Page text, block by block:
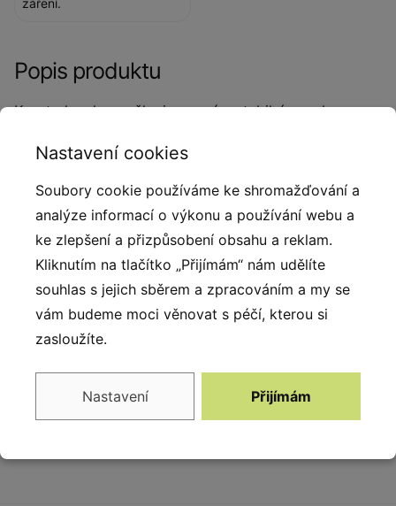
Popis produktu
Konstrukce houpačky je pevná a stabilní, vyrobena z
úpravou, která zajišťuje bezpečný kontakt s tlapkami
psa, a mechanismus houpačky je navržen tak, aby byl
plynulý a minimalizoval riziko zranění. Výška a délka
houpačky odpovídají standardům agility a umožňuje
tak bezpečný trénink psům různých velikostí.
Houpačka je vhodná pro začátečníky i pokročilé psy.
Je ideální volbou pro systematický trénink, přípravu
na závody i rozvoj agility dovedností.
Vybavení
Nastavení cookies
Soubory cookie používáme ke shromažďování a
analýze informací o výkonu a používání webu a
ke zlepšení a přizpůsobení obsahu a reklam.
Kliknutím na tlačítko „Přijímám“ nám udělíte
souhlas s jejich sběrem a zpracováním a my se
vám budeme moci věnovat s péčí, kterou si
zasloužíte.
Nastavení Přijímám